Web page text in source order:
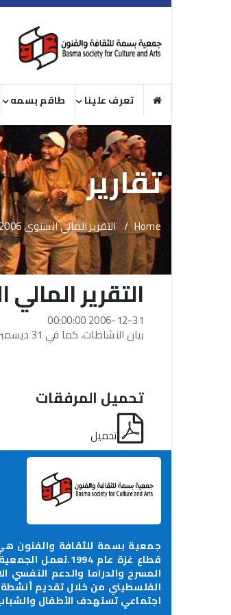
تعرف علينا طاقم بسمه
تقارير
Home التقرير المالي السنوي 2006
التقرير المالي
2006-12-31 00:00:00
بيان النشاطات، كما في 31 ديسمبر 2006حيث شمل الفحص حسابات الجمعية لسنة 2006.
تحميل المرفقات
تحميل
جمعية بسمة للثقافة والفنون
قطاع غزة عام
المسرح والدراما والدعم
الفلسطيني من خلال تقديم
اجتماعي تستهدف الأطفال